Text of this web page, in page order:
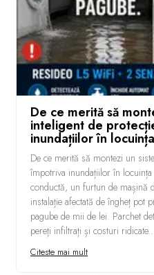
De ce merită să
inteligent de
inundațiilor în
De ce merită să montezi un
împotriva inundațiilor în
conductă, un furtun de mașină
instalație afectată de îngheț pot
pagube de mii de lei. Parchet
pereți infiltrați și costuri
Citeste mai mult